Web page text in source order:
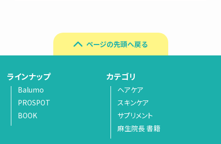
ページの先頭へ戻る
ラインナップ
Balumo
PROSPOT
BOOK
カテゴリ
ヘアケア
スキンケア
サプリメント
麻生院長 書籍